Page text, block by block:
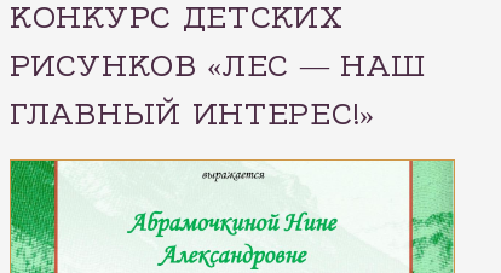
КОНКУРС ДЕТСКИХ
РИСУНКОВ «ЛЕС — НАШ
ГЛАВНЫЙ ИНТЕРЕС!»